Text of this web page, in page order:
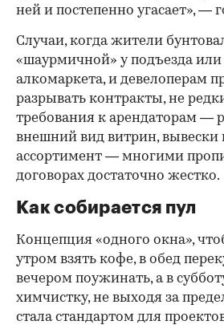
ней и постепенно угасает», —
Случаи, когда жители
«шаурмичной» у подъезда или
алкомаркета, и девелоперам
разрывать контракты, не
требования к арендаторам —
внешний вид витрин, вывески
ассортимент — многими
договорах достаточно жестко.
Как собирается пул
Концепция «одного окна»,
утром взять кофе, в обед
вечером поужинать, а в
химчистку, не выходя за
стала стандартом для